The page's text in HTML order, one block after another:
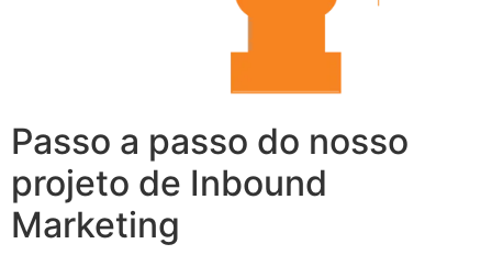
Passo a passo do nosso
projeto de Inbound
Marketing